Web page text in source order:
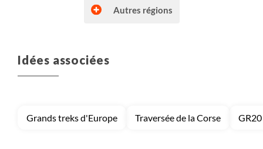
Voyage
Autres régions (France)
Autres régions
Idées associées
Grands treks d'Europe Traversée de la Corse GR20